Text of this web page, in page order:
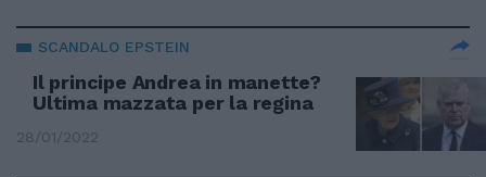
SCANDALO EPSTEIN
Il principe Andrea in manette?
Ultima mazzata per la regina
28/01/2022